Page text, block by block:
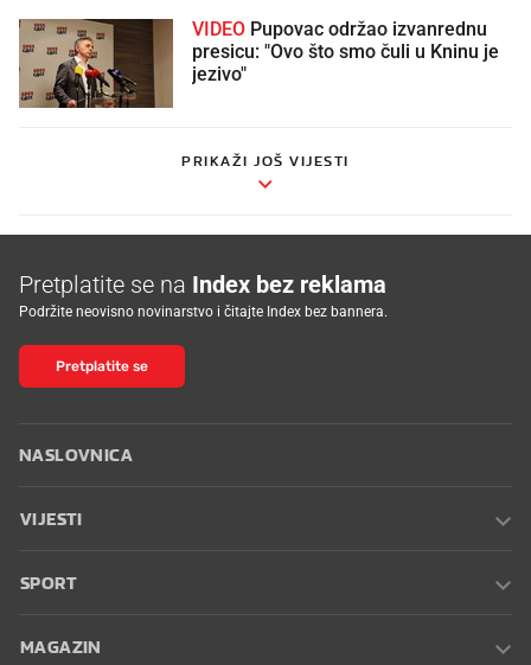
VIDEO
presicu: "Ovo što smo čuli u Kninu je
jezivo"
PRIKAŽI JOŠ VIJESTI
Pretplatite se na Index bez reklama
Podržite neovisno novinarstvo i čitajte Index bez bannera.
Pretplatite se
NASLOVNICA
VIJESTI
SPORT
MAGAZIN